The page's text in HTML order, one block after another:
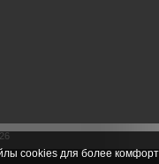
cookies для более